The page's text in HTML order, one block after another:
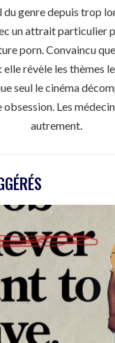
du genre depuis trop
un attrait particulier
porn. Convaincu
révèle les thèmes
seul le cinéma
obsession. Les
autrement.